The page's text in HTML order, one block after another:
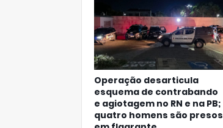
Operação desarticula
esquema de contrabando
e agiotagem no RN e na PB;
quatro homens são presos